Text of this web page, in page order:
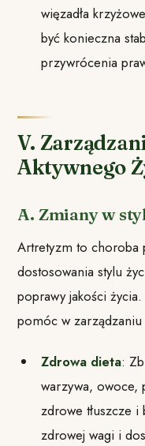
więzadła
być konieczna
przywrócenia
V.
Aktywnego
A. Zmiany w
Artretyzm to choroba
dostosowania stylu
poprawy jakości
pomóc w
Zdrowa dieta:
warzywa, owoce,
zdrowe tłuszcze
zdrowej wagi i